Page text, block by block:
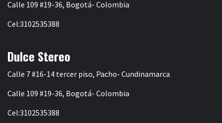
Calle 109 #19-36, Bogotá- Colombia
Cel:3102535388
Dulce Stereo
Calle 7 #16-14 tercer piso, Pacho- Cundinamarca
Calle 109 #19-36, Bogotá- Colombia
Cel:3102535388